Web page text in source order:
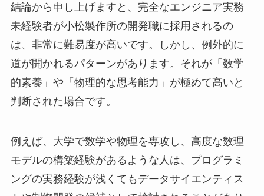
結論から申し上げますと、完全なエンジニア実務
未経験者が小松製作所の開発職に採用されるの
は、非常に難易度が高いです。しかし、例外的に
道が開かれるパターンがあります。それが「数学
的素養」や「物理的な思考能力」が極めて高いと
判断された場合です。
例えば、大学で数学や物理を専攻し、高度な数理
モデルの構築経験があるような人は、プログラミ
ングの実務経験が浅くてもデータサイエンティス